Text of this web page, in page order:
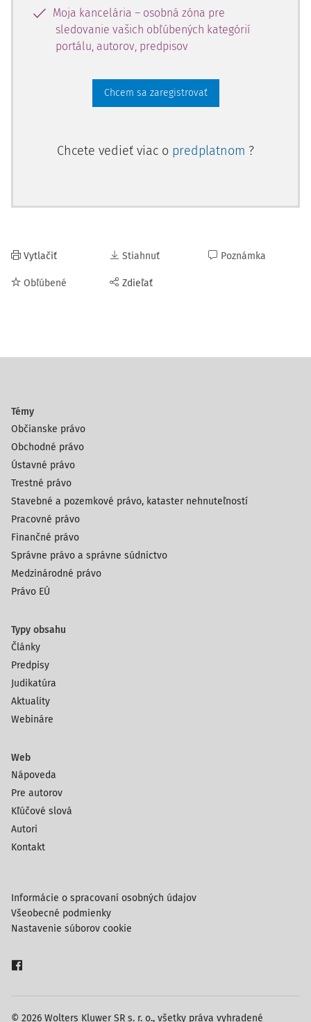
Moja kancelária – osobná zóna pre
sledovanie vašich obľúbených kategórií
portálu, autorov, predpisov
Chcem sa zaregistrovať
Chcete vedieť viac o predplatnom ?
Vytlačiť
Obľúbené
Stiahnuť
Zdieľať
Poznámka
Témy
Občianske právo
Obchodné právo
Ústavné právo
Trestné právo
Stavebné a pozemkové právo, kataster nehnuteľností
Pracovné právo
Finančné právo
Správne právo a správne súdnictvo
Medzinárodné právo
Právo EÚ
Typy obsahu
Články
Predpisy
Judikatúra
Aktuality
Webináre
Web
Nápoveda
Pre autorov
Kľúčové slová
Autori
Kontakt
© 2026 Wolters Kluwer SR s. r. o., všetky práva vyhradené
Informácie o spracovaní osobných údajov
Všeobecné podmienky
Nastavenie súborov cookie